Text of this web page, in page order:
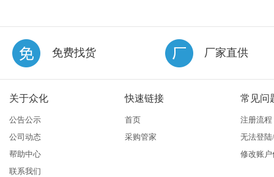
免费找货 厂家直供
关于众化
公告公示
公司动态
帮助中心
联系我们
快速链接
首页
采购管家
常见问
注册流程
无法登
修改账户